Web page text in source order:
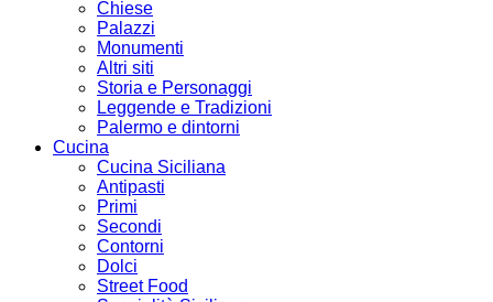
Chiese
Palazzi
Monumenti
Altri siti
Storia e Personaggi
Leggende e Tradizioni
Palermo e dintorni
Cucina
Cucina Siciliana
Antipasti
Primi
Secondi
Contorni
Dolci
Street Food